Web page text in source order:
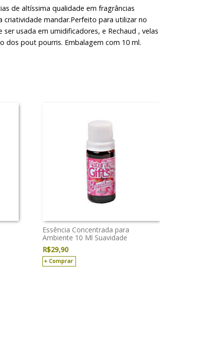
de altíssima qualidade em fragrâncias
criatividade mandar.Perfeito para utilizar no
usada em umidificadores, e Rechaud , velas
dos pout pourris. Embalagem com 10 ml.
Essência Concentrada para
Ambiente 10 Ml Suavidade
R$29,90
Comprar